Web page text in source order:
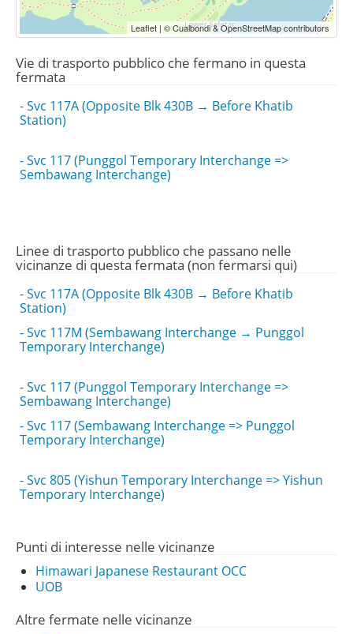
Leaflet | © Cualbondi & OpenStreetMap contributors
Vie di trasporto pubblico che fermano in questa
fermata
- Svc 117A (Opposite Blk 430B → Before Khatib
Station)
- Svc 117 (Punggol Temporary Interchange =>
Sembawang Interchange)
Linee di trasporto pubblico che passano nelle
vicinanze di questa fermata (non fermarsi qui)
- Svc 117A (Opposite Blk 430B → Before Khatib
Station)
- Svc 117M (Sembawang Interchange → Punggol
Temporary Interchange)
- Svc 117 (Punggol Temporary Interchange =>
Sembawang Interchange)
- Svc 117 (Sembawang Interchange => Punggol
Temporary Interchange)
- Svc 805 (Yishun Temporary Interchange => Yishun
Temporary Interchange)
Punti di interesse nelle vicinanze
Himawari Japanese Restaurant OCC
UOB
Altre fermate nelle vicinanze